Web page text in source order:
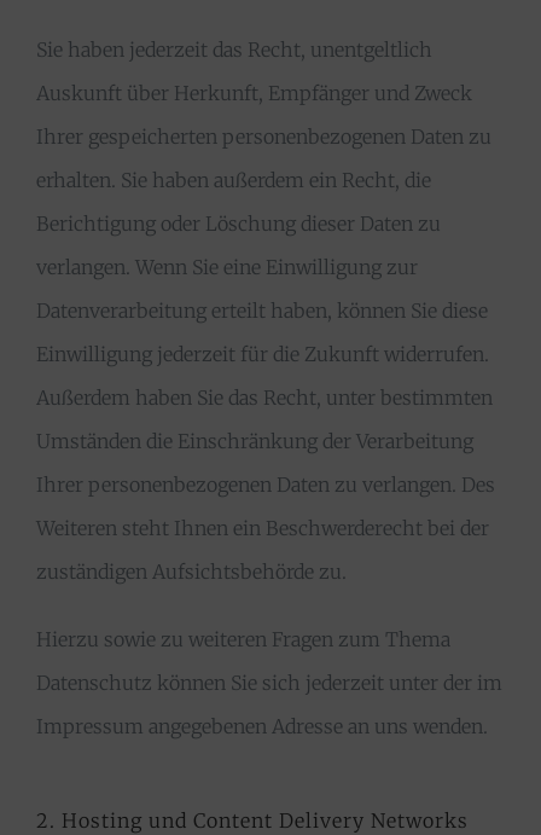
Sie haben jederzeit das Recht, unentgeltlich
Auskunft über Herkunft, Empfänger und Zweck
Ihrer gespeicherten personenbezogenen Daten zu
erhalten. Sie haben außerdem ein Recht, die
Berichtigung oder Löschung dieser Daten zu
verlangen. Wenn Sie eine Einwilligung zur
Datenverarbeitung erteilt haben, können Sie diese
Einwilligung jederzeit für die Zukunft widerrufen.
Außerdem haben Sie das Recht, unter bestimmten
Umständen die Einschränkung der Verarbeitung
Ihrer personenbezogenen Daten zu verlangen. Des
Weiteren steht Ihnen ein Beschwerderecht bei der
zuständigen Aufsichtsbehörde zu.
Hierzu sowie zu weiteren Fragen zum Thema
Datenschutz können Sie sich jederzeit unter der im
Impressum angegebenen Adresse an uns wenden.
2. Hosting und Content Delivery Networks